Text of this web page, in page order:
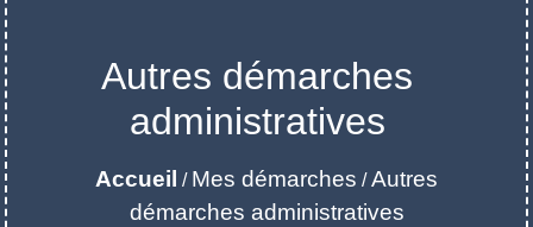
Autres démarches
administratives
Accueil / Mes démarches /Autres
démarches administratives